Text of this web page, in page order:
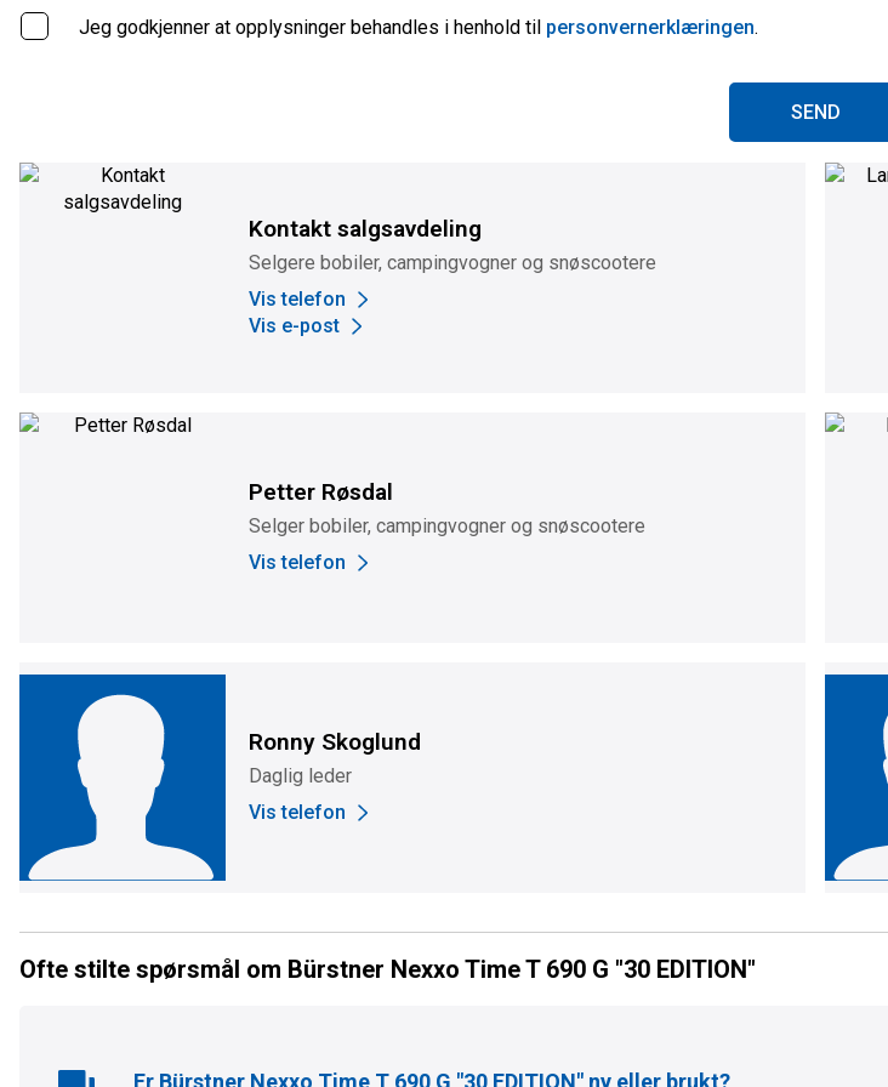
Jeg godkjenner at opplysninger behandles i henhold til personvernerklæringen.
SEND
Kontakt salgsavdeling
Selgere bobiler, campingvogner og snøscootere
Vis telefon
Vis e-post
Petter Røsdal
Selger bobiler, campingvogner og snøscootere
Vis telefon
Ronny Skoglund
Daglig leder
Vis telefon
Ofte stilte spørsmål om Bürstner Nexxo Time T 690 G "30 EDITION"
Er Bürstner Nexxo Time T 690 G "30 EDITION" ny eller brukt?